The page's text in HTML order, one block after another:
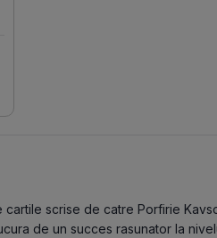
cartile scrise de catre Porfirie
de un succes rasunator la